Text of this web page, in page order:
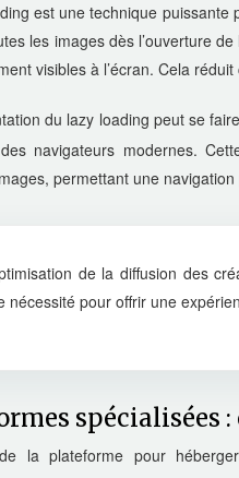
est une technique
les images dès l’ouverture
visibles à l’écran. Cela
du lazy loading peut se
navigateurs modernes.
permettant une
de la diffusion des
nécessité pour offrir une
spécialisées
la plateforme pour